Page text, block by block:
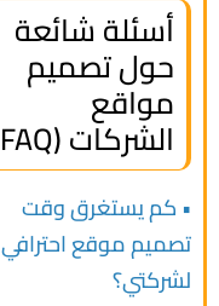
أسئلة شائعة
حول تصميم
مواقع
الشركات (FAQ)
• كم يستغرق وقت
تصميم موقع احترافي
لشركتي؟